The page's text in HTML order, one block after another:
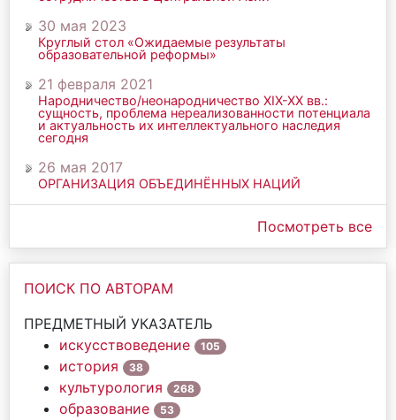
30 мая 2023
Круглый стол «Ожидаемые результаты
образовательной реформы»
21 февраля 2021
Народничество/неонародничество ХIХ-ХХ вв.:
сущность, проблема нереализованности потенциала
и актуальность их интеллектуального наследия
сегодня
26 мая 2017
ОРГАНИЗАЦИЯ ОБЪЕДИНЁННЫХ НАЦИЙ
Посмотреть все
ПОИСК ПО АВТОРАМ
ПРЕДМЕТНЫЙ УКАЗАТЕЛЬ
искусствоведение
105
история 38
культурология 268
образование 53